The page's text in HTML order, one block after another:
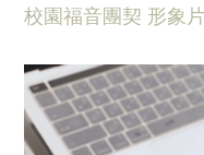
校園福音團契 形象